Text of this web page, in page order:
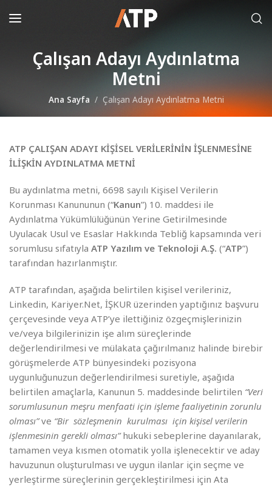
Çalışan Adayı Aydınlatma
Metni
Ana Sayfa Çalışan Adayı Aydınlatma Metni
ATP ÇALIŞAN ADAYI KİŞİSEL VERİLERİNİN İŞLENMESİNE
İLİŞKİN AYDINLATMA METNİ
Bu aydınlatma metni, 6698 sayılı Kişisel Verilerin
Korunması Kanununun (“Kanun”) 10. maddesi ile
Aydınlatma Yükümlülüğünün Yerine Getirilmesinde
Uyulacak Usul ve Esaslar Hakkında Tebliğ kapsamında veri
sorumlusu sıfatıyla ATP Yazılım ve Teknoloji A.Ş. (“ATP”)
tarafından hazırlanmıştır.
ATP tarafından, aşağıda belirtilen kişisel verileriniz,
Linkedin, Kariyer.Net, İŞKUR üzerinden yaptığınız başvuru
çerçevesinde veya ATP’ye ilettiğiniz özgeçmişlerinizin
ve/veya bilgilerinizin işe alım süreçlerinde
değerlendirilmesi ve mülakata çağırılmanız halinde birebir
görüşmelerde ATP bünyesindeki pozisyona
uygunluğunuzun değerlendirilmesi suretiyle, aşağıda
belirtilen amaçlarla, Kanunun 5. maddesinde belirtilen “Veri
sorumlusunun meşru menfaati için işleme faaliyetinin zorunlu
olması”ve “Bir sözleşmenin kurulması için kişisel verilerin
işlenmesinin gerekli olması”hukuki sebeplerine dayanılarak,
tamamen veya kısmen otomatik yolla işlenecektir ve aday
havuzunun oluşturulması ve uygun ilanlar için seçme ve
yerleştirme süreçlerinin gerçekleştirilmesi için Ata